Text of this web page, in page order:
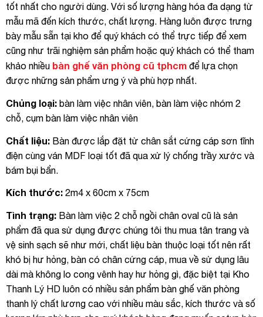
tốt nhất cho người dùng. Với số lượng hàng hóa đa dạng từ
mẫu mã đến kích thước, chất lượng. Hàng luôn được trưng
bày mẫu sẵn tại kho để quý khách có thể trực tiếp để xem
cũng như trãi nghiệm sản phẩm hoặc quý khách có thể tham
khảo nhiều bàn ghế văn phòng cũ tphcm để lựa chọn
được những sản phẩm ưng ý và phù hợp nhất.
Chủng loại: bàn làm việc nhân viên, bàn làm việc nhóm 2
chỗ, cụm bàn làm việc nhân viên
Chất liệu: Bàn được lắp đặt từ chân sắt cứng cáp sơn tĩnh
điện cùng ván MDF loại tốt đã qua xử lý chống trầy xước và
bám bụi bẩn.
Kích thước: 2m4 x 60cm x 75cm
Tình trạng: Bàn làm việc 2 chỗ ngồi chân oval cũ là sản
phẩm đã qua sử dụng được chúng tôi thu mua tân trang và
vệ sinh sạch sẽ như mới, chất liệu bàn thuộc loại tốt nên rất
khó bị hư hỏng, bàn có chân cứng cáp, mua về sử dụng lâu
dài mà không lo cong vênh hay hư hỏng gì, đặc biệt tại Kho
Thanh Lý HD luôn có nhiều sản phẩm bàn ghế văn phòng
thanh lý chất lương cao với nhiều màu sắc, kích thước và số